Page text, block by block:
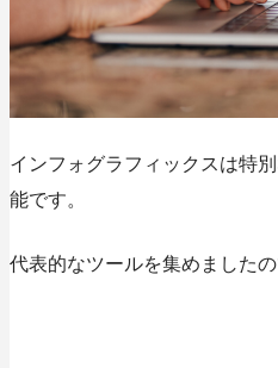
インフォグラフィックスは特
能です。
代表的なツールを集めましたの